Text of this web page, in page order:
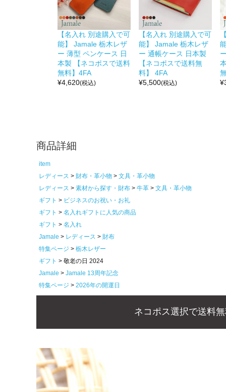
【名入れ 別途購入で可
能】 Jamale 栃木レザ
ー 薄型 ペンケース 日
本製 【ネコポスで送料
無料】4FA
¥4,620(税込)
【名入れ 別途購入で可
能】 Jamale 栃木レザ
ー 通帳ケース 日本製
【ネコポスで送料無
料】 4FA
¥5,500(税込)
¥
商品詳細
item
レディース
財布・革小物
文具・革小物
レディース
素材から探す・財布 牛革
文具・革小物
ギフト
ビジネスのお祝い・お礼
ギフト
名入れギフトに人気の商品
ギフト
名入れ
Jamale
レディース
財布
特集ページ
栃木レザー
ギフト
敬老の日 2024
Jamale
Jamale 13周年記念
特集ページ
2026年の開運日
ネコポス選択で送料